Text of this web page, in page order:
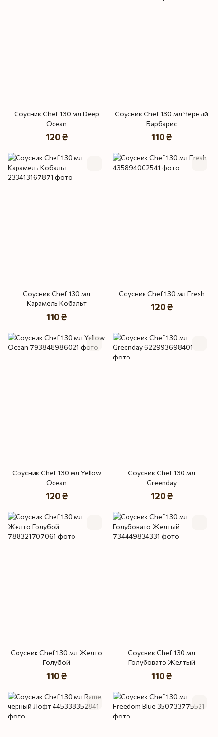
Соусник Chef 130 мл Deep
Ocean
120 ₴
Соусник Chef 130 мл Черный
Барбарис
110 ₴
Соусник Chef 130 мл
Карамель Кобальт
110 ₴
Соусник Chef 130 мл Fresh
120 ₴
Соусник Chef 130 мл Yellow
Ocean
120 ₴
Соусник Chef 130 мл
Greenday
120 ₴
Соусник Chef 130 мл Желто
Голубой
110 ₴
Соусник Chef 130 мл
Голубовато Желтый
110 ₴